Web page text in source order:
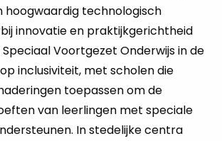
hoogwaardig technologisch
innovatie en praktijkgerichtheid
Voortgezet Onderwijs in de
inclusiviteit, met scholen die
toepassen om de
van leerlingen met speciale
In stedelijke centra